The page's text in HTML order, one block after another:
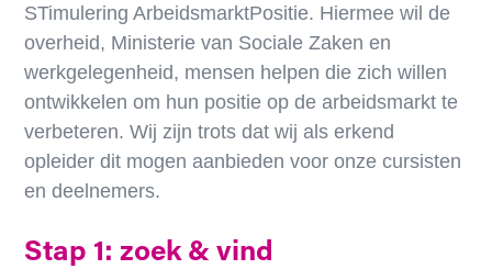
STimulering ArbeidsmarktPositie. Hiermee wil de
overheid, Ministerie van Sociale Zaken en
werkgelegenheid, mensen helpen die zich willen
ontwikkelen om hun positie op de arbeidsmarkt te
verbeteren. Wij zijn trots dat wij als erkend
opleider dit mogen aanbieden voor onze cursisten
en deelnemers.
Stap 1: zoek & vind